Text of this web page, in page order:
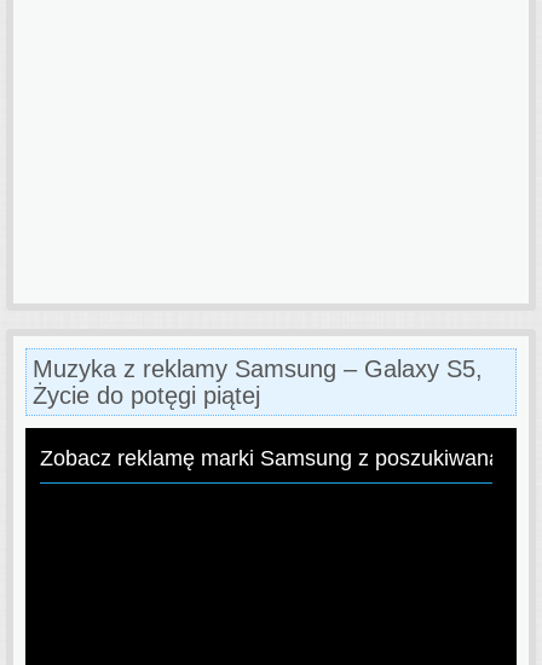
Muzyka z reklamy Samsung – Galaxy S5,
Życie do potęgi piątej
Zobacz reklamę marki Samsung z poszukiwaną